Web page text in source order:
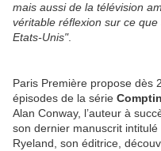
mais aussi de la télévision
véritable réflexion sur ce
Etats-Unis".
Paris Première propose dès
épisodes de la série
Alan Conway, l’auteur à
son dernier manuscrit
Ryeland, son éditrice,